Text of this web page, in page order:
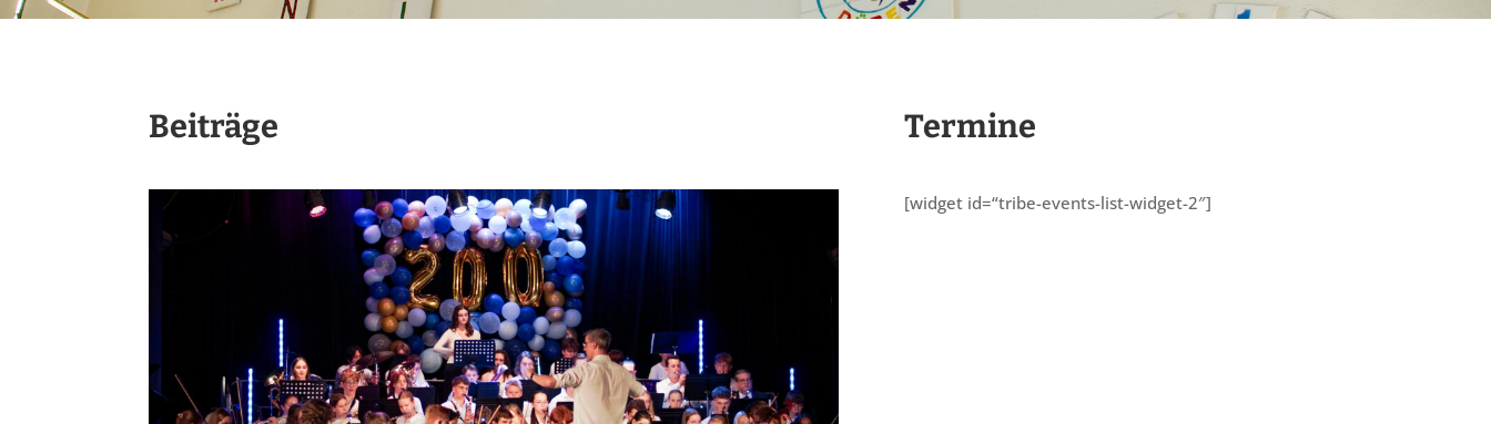
Beiträge Termine
[widget id=“tribe-events-list-widget-2″]